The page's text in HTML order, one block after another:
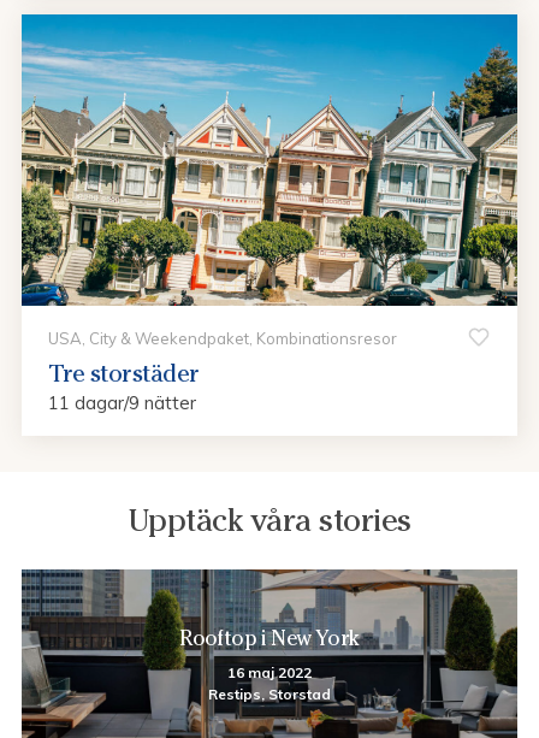
USA, City & Weekendpaket, Kombinationsresor
Tre storstäder
11 dagar/9 nätter
Upptäck våra stories
Rooftop i New York
16 maj 2022
Restips, Storstad